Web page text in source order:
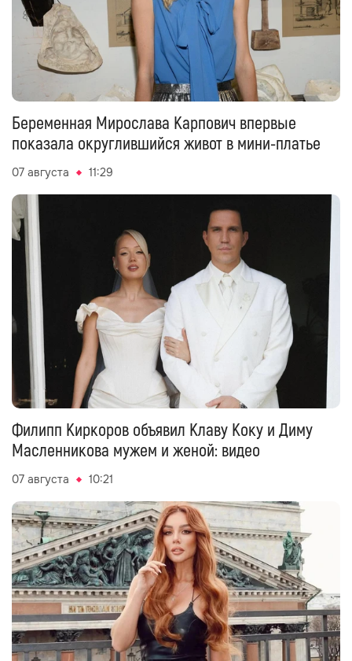
Беременная Мирослава Карпович впервые
показала округлившийся живот в мини-платье
07 августа 11:29
Филипп Киркоров объявил Клаву Коку и Диму
Масленникова мужем и женой: видео
07 августа 10:21